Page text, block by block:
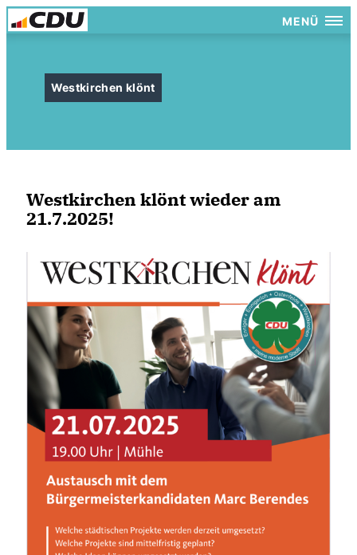
MENÜ
Westkirchen klönt
Westkirchen klönt wieder am
21.7.2025!